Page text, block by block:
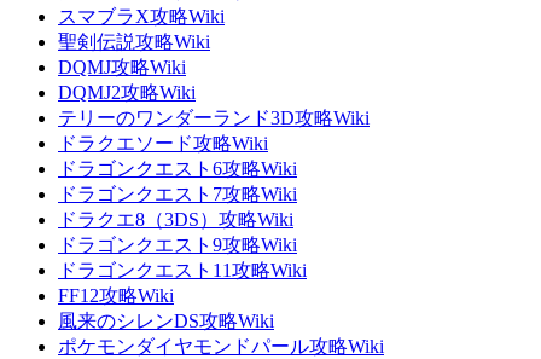
スマブラX攻略Wiki
聖剣伝説攻略Wiki
DQMJ攻略Wiki
DQMJ2攻略Wiki
テリーのワンダーランド3D攻略Wiki
ドラクエソード攻略Wiki
ドラゴンクエスト6攻略Wiki
ドラゴンクエスト7攻略Wiki
ドラクエ8（3DS）攻略Wiki
ドラゴンクエスト9攻略Wiki
ドラゴンクエスト11攻略Wiki
FF12攻略Wiki
風来のシレンDS攻略Wiki
ポケモンダイヤモンドパール攻略Wiki